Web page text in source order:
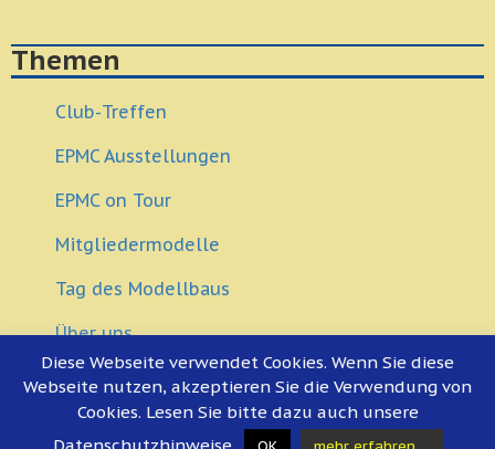
Themen
Club-Treffen
EPMC Ausstellungen
EPMC on Tour
Mitgliedermodelle
Tag des Modellbaus
Über uns
Modellbau Veranstaltungen
Es gibt keine bevorstehenden Veranstaltungen.
Diese Webseite verwendet Cookies. Wenn Sie diese
Webseite nutzen, akzeptieren Sie die Verwendung von
Cookies. Lesen Sie bitte dazu auch unsere